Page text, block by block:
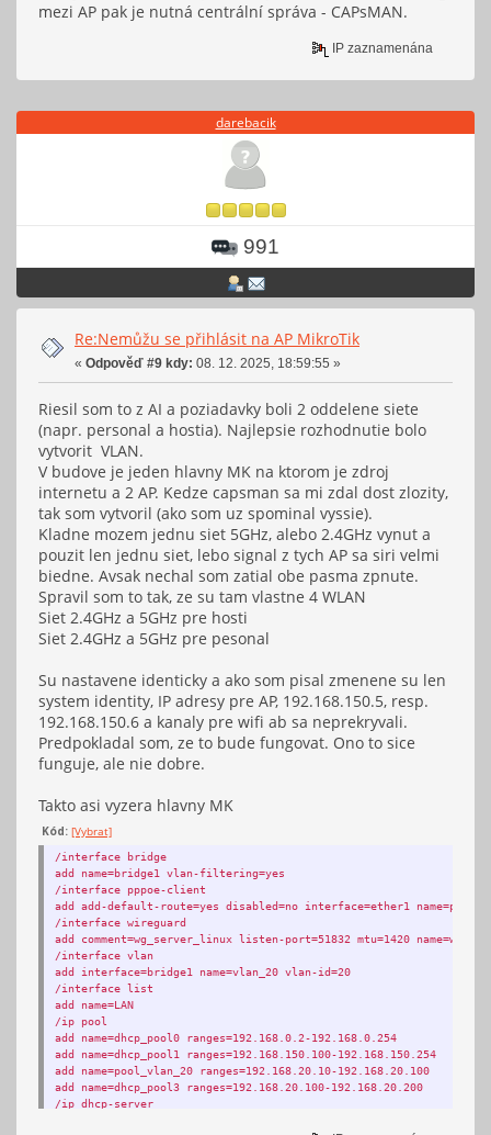
mezi AP pak je nutná centrální správa - CAPsMAN.
IP zaznamenána
darebacik
991
Re:Nemůžu se přihlásit na AP MikroTik
« Odpověď #9 kdy: 08. 12. 2025, 18:59:55 »
Riesil som to z AI a poziadavky boli 2 oddelene siete
(napr. personal a hostia). Najlepsie rozhodnutie bolo
vytvorit VLAN.
V budove je jeden hlavny MK na ktorom je zdroj
internetu a 2 AP. Kedze capsman sa mi zdal dost zlozity,
tak som vytvoril (ako som uz spominal vyssie).
Kladne mozem jednu siet 5GHz, alebo 2.4GHz vynut a
pouzit len jednu siet, lebo signal z tych AP sa siri velmi
biedne. Avsak nechal som zatial obe pasma zpnute.
Spravil som to tak, ze su tam vlastne 4 WLAN
Siet 2.4GHz a 5GHz pre hosti
Siet 2.4GHz a 5GHz pre pesonal
Su nastavene identicky a ako som pisal zmenene su len
system identity, IP adresy pre AP, 192.168.150.5, resp.
192.168.150.6 a kanaly pre wifi ab sa neprekryvali.
Predpokladal som, ze to bude fungovat. Ono to sice
funguje, ale nie dobre.
Takto asi vyzera hlavny MK
Kód: [Vybrat]
/interface bridge
add name=bridge1 vlan-filtering=yes
/interface pppoe-client
add add-default-route=yes disabled=no interface=ether1
/interface wireguard
add comment=wg_server_linux listen-port=51832 mtu=1420
/interface vlan
add interface=bridge1 name=vlan_20 vlan-id=20
/interface list
add name=LAN
/ip pool
add name=dhcp_pool0 ranges=192.168.0.2-192.168.0.254
add name=dhcp_pool1 ranges=192.168.150.100-192.168.150.254
add name=pool_vlan_20 ranges=192.168.20.10-192.168.20.100
add name=dhcp_pool3 ranges=192.168.20.100-192.168.20.200
/ip dhcp-server